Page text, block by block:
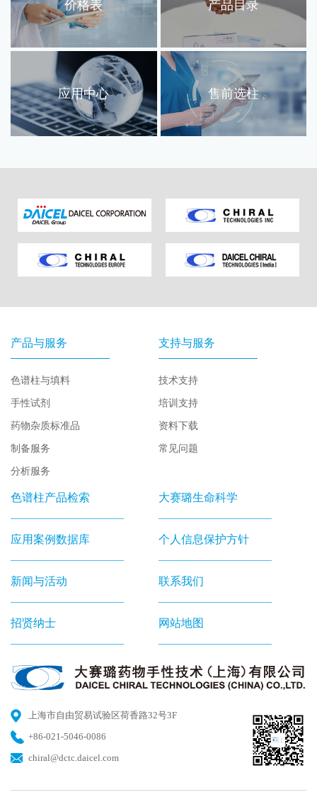
价格表 产品目录
应用中心 售前选柱
产品与服务
色谱柱与填料
手性试剂
药物杂质标准品
制备服务
分析服务
支持与服务
技术支持
培训支持
资料下载
常见问题
色谱柱产品检索
应用案例数据库
新闻与活动
招贤纳士
大赛璐生命科学
个人信息保护方针
联系我们
网站地图
上海市自由贸易试验区荷香路32号3F
+86-021-5046-0086
chiral@dctc.daicel.com